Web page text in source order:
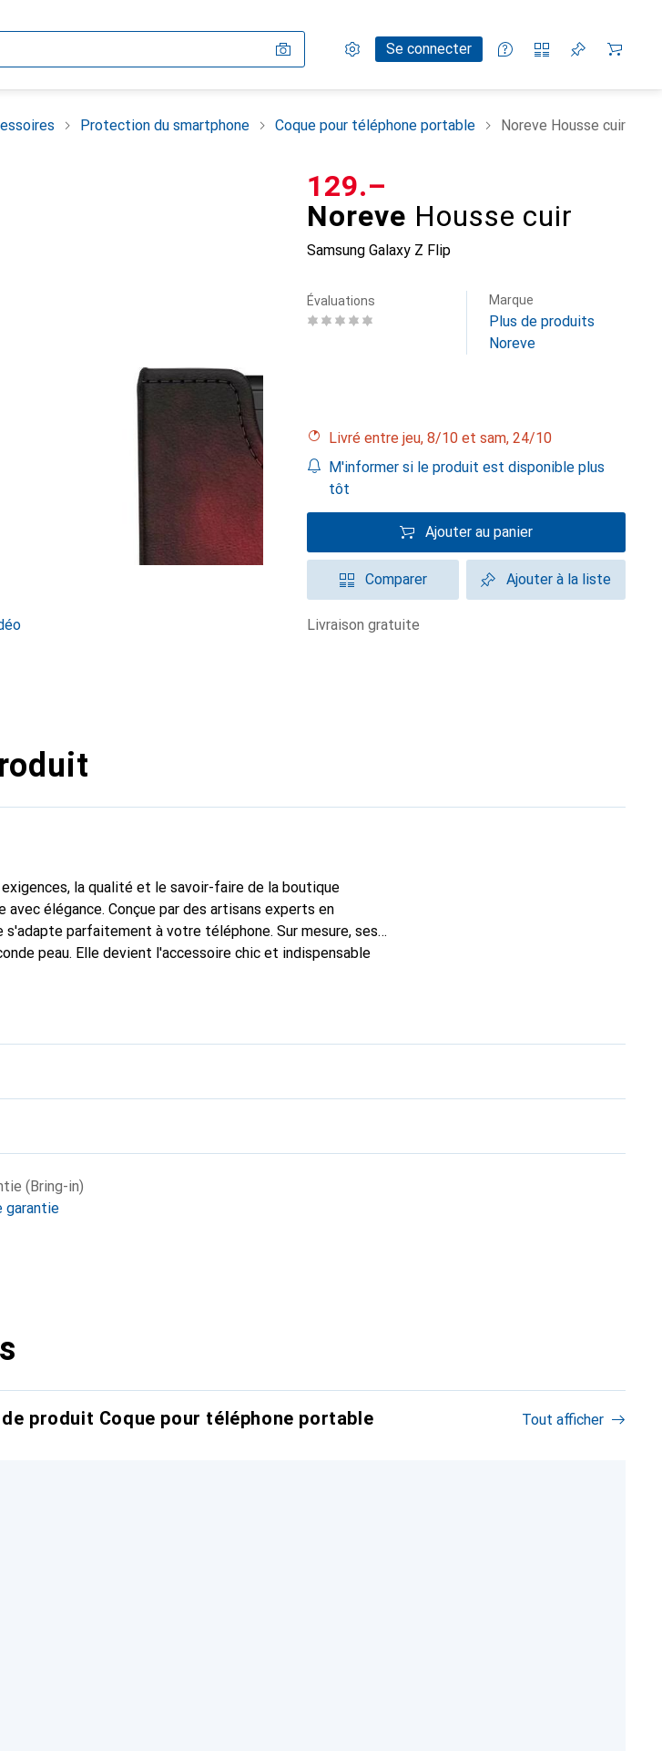
Paramètres
Compte clientSe connecter
Listes de comparaison
Listes d'envies
Panier
Protection du smartphone Coque pour téléphone portable Noreve Housse cuir
Noreve Housse cuir
Samsung Galaxy Z Flip
CHF
129.–
Évaluations Marque
Plus de produits
Noreve
Livré entre jeu, 8/10 et sam, 24/10
M'informer si le produit est disponible plus
tôt
Ajouter au panier
Comparer Ajouter à la liste
livraison gratuite
la qualité et le savoir-faire de la boutique
élégance. Conçue par des artisans experts en
s'adapte parfaitement à votre téléphone. Sur mesure, ses
peau. Elle devient l'accessoire chic et indispensable
(Bring-in)
garantie
produit Coque pour téléphone portable Tout afficher